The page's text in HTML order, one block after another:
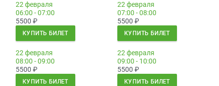
22 февраля
06:00 - 07:00
5500 ₽
КУПИТЬ БИЛЕТ
22 февраля
07:00 - 08:00
5500 ₽
КУПИТЬ БИЛЕТ
22 февраля
08:00 - 09:00
5500 ₽
КУПИТЬ БИЛЕТ
22 февраля
09:00 - 10:00
5500 ₽
КУПИТЬ БИЛЕТ